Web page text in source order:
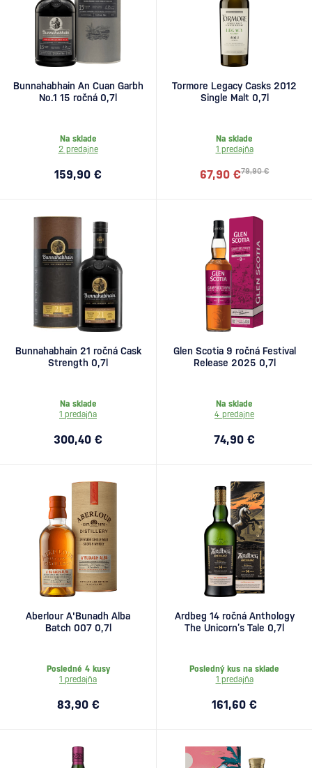
Bunnahabhain An Cuan Garbh
No.1 15 ročná 0,7l
Na sklade
2 predajne
159,90 €
Tormore Legacy Casks 2012
Single Malt 0,7l
Na sklade
1 predajňa
79,90 €
67,90 €
Bunnahabhain 21 ročná Cask
Strength 0,7l
Na sklade
1 predajňa
300,40 €
Glen Scotia 9 ročná Festival
Release 2025 0,7l
Na sklade
4 predajne
74,90 €
Aberlour A'Bunadh Alba
Batch 007 0,7l
Posledné 4 kusy
1 predajňa
83,90 €
Ardbeg 14 ročná Anthology
The Unicorn’s Tale 0,7l
Posledný kus na sklade
1 predajňa
161,60 €